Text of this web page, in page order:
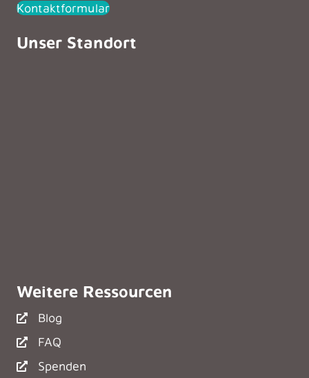
Kontaktformular
Unser Standort
Weitere Ressourcen
Blog
FAQ
Spenden